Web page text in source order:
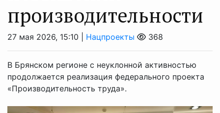
производительности
27 мая 2026, 15:10 | Нацпроекты 368
В Брянском регионе с неуклонной активностью
продолжается реализация федерального проекта
«Производительность труда».